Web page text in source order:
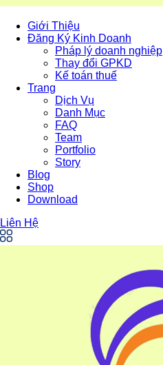
Giới Thiệu
Đăng Ký Kinh Doanh
Pháp lý doanh nghiệp
Thay đổi GPKD
Kế toán thuế
Trang
Dịch Vụ
Danh Mục
FAQ
Team
Portfolio
Story
Blog
Shop
Download
Liên Hệ